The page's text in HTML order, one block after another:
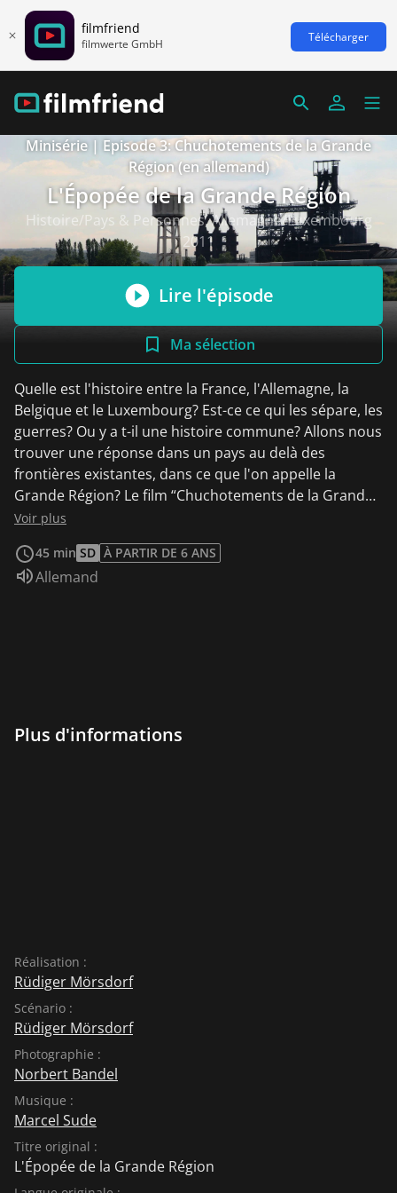
filmfriend
filmwerte GmbH Télécharger
Minisérie | Episode 3: Chuchotements de la Grande
Région (en allemand)
L'Épopée de la Grande Région
Histoire/Pays & Personnes, Allemagne/Luxembourg
2011
Lire l'épisode
Ma sélection
Quelle est l'histoire entre la France, l'Allemagne, la
Belgique et le Luxembourg? Est-ce ce qui les sépare, les
guerres? Ou y a t-il une histoire commune? Allons nous
trouver une réponse dans un pays au delà des
frontières existantes, dans ce que l'on appelle la
Grande Région? Le film “Chuchotements de la Grande
Région”, nous propose une approche poétique de ce
qui commence en 600 après J.-C. et qui nous emmène
aux portes de l'Europe de demain.
Voir plus
45 min SD À PARTIR DE 6 ANS
Audio :
Allemand
Plus d'informations
Réalisation :
Rüdiger Mörsdorf
Scénario :
Rüdiger Mörsdorf
Photographie :
Norbert Bandel
Musique :
Marcel Sude
Titre original :
L'Épopée de la Grande Région